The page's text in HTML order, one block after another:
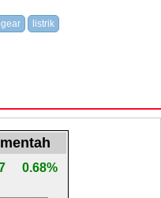
listrik
0.68%